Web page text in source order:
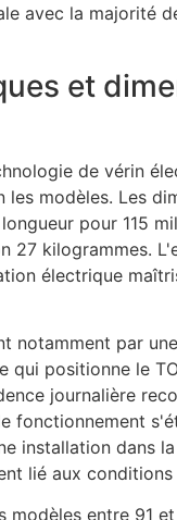
avec la majorité
et
de vérin
modèles. Les
pour 115
27 kilogrammes.
électrique
notamment par
qui positionne le
journalière
fonctionnement
installation dans
lié aux
entre 91